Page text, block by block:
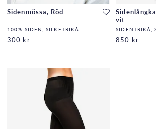
Sidenmössa, Röd
100% SIDEN, SILKETRIKÅ
300 kr
vit
850 kr